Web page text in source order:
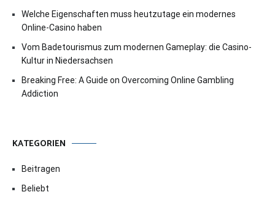
Welche Eigenschaften muss heutzutage ein modernes
Online-Casino haben
Vom Badetourismus zum modernen Gameplay: die Casino-
Kultur in Niedersachsen
Breaking Free: A Guide on Overcoming Online Gambling
Addiction
KATEGORIEN
Beitragen
Beliebt